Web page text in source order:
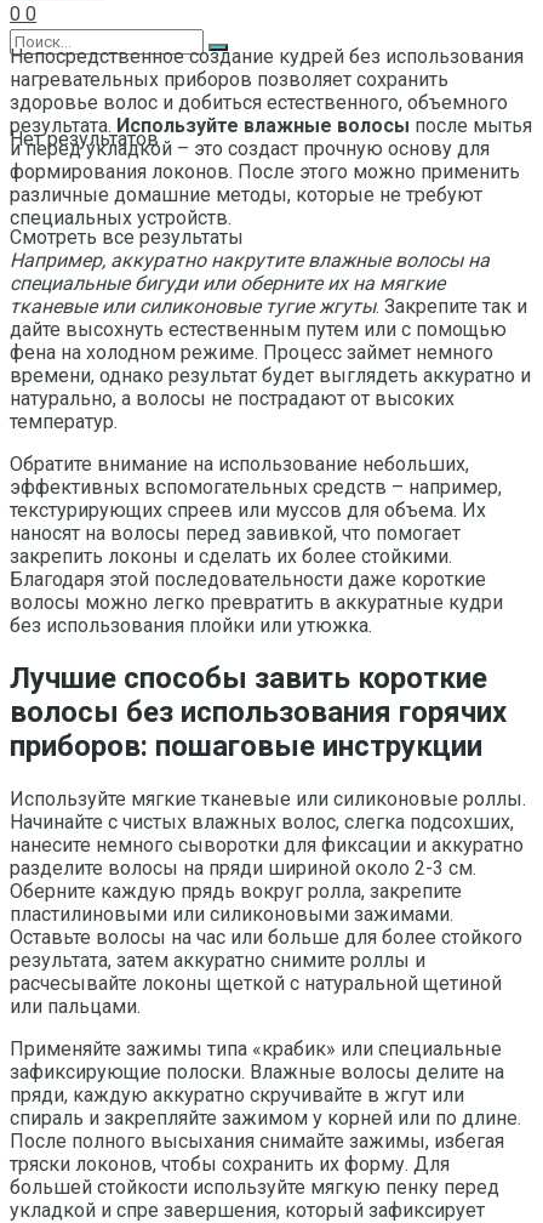
Нет результатов
Смотреть все результаты
0 0
Непосредственное создание кудрей без использования
нагревательных приборов позволяет сохранить
здоровье волос и добиться естественного, объемного
результата. Используйте влажные волосы после мытья
и перед укладкой – это создаст прочную основу для
формирования локонов. После этого можно применить
различные домашние методы, которые не требуют
специальных устройств.
Например, аккуратно накрутите влажные волосы на
специальные бигуди или оберните их на мягкие
тканевые или силиконовые тугие жгуты. Закрепите так и
дайте высохнуть естественным путем или с помощью
фена на холодном режиме. Процесс займет немного
времени, однако результат будет выглядеть аккуратно и
натурально, а волосы не пострадают от высоких
температур.
Обратите внимание на использование небольших,
эффективных вспомогательных средств – например,
текстурирующих спреев или муссов для объема. Их
наносят на волосы перед завивкой, что помогает
закрепить локоны и сделать их более стойкими.
Благодаря этой последовательности даже короткие
волосы можно легко превратить в аккуратные кудри
без использования плойки или утюжка.
Лучшие способы завить короткие
волосы без использования горячих
приборов: пошаговые инструкции
Используйте мягкие тканевые или силиконовые роллы.
Начинайте с чистых влажных волос, слегка подсохших,
нанесите немного сыворотки для фиксации и аккуратно
разделите волосы на пряди шириной около 2-3 см.
Оберните каждую прядь вокруг ролла, закрепите
пластилиновыми или силиконовыми зажимами.
Оставьте волосы на час или больше для более стойкого
результата, затем аккуратно снимите роллы и
расчесывайте локоны щеткой с натуральной щетиной
или пальцами.
Применяйте зажимы типа «крабик» или специальные
зафиксирующие полоски. Влажные волосы делите на
пряди, каждую аккуратно скручивайте в жгут или
спираль и закрепляйте зажимом у корней или по длине.
После полного высыхания снимайте зажимы, избегая
тряски локонов, чтобы сохранить их форму. Для
большей стойкости используйте мягкую пенку перед
укладкой и спре завершения, который зафиксирует